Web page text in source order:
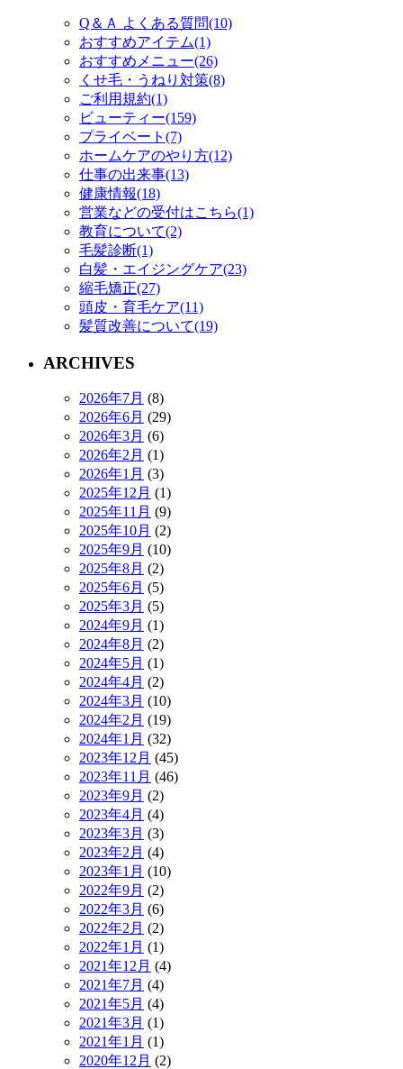
Q＆Ａ よくある質問(10)
おすすめアイテム(1)
おすすめメニュー(26)
くせ毛・うねり対策(8)
ご利用規約(1)
ビューティー(159)
プライベート(7)
ホームケアのやり方(12)
仕事の出来事(13)
健康情報(18)
営業などの受付はこちら(1)
教育について(2)
毛髪診断(1)
白髪・エイジングケア(23)
縮毛矯正(27)
頭皮・育毛ケア(11)
髪質改善について(19)
ARCHIVES
2026年7月 (8)
2026年6月 (29)
2026年3月 (6)
2026年2月 (1)
2026年1月 (3)
2025年12月 (1)
2025年11月 (9)
2025年10月 (2)
2025年9月 (10)
2025年8月 (2)
2025年6月 (5)
2025年3月 (5)
2024年9月 (1)
2024年8月 (2)
2024年5月 (1)
2024年4月 (2)
2024年3月 (10)
2024年2月 (19)
2024年1月 (32)
2023年12月 (45)
2023年11月 (46)
2023年9月 (2)
2023年4月 (4)
2023年3月 (3)
2023年2月 (4)
2023年1月 (10)
2022年9月 (2)
2022年3月 (6)
2022年2月 (2)
2022年1月 (1)
2021年12月 (4)
2021年7月 (4)
2021年5月 (4)
2021年3月 (1)
2021年1月 (1)
2020年12月 (2)